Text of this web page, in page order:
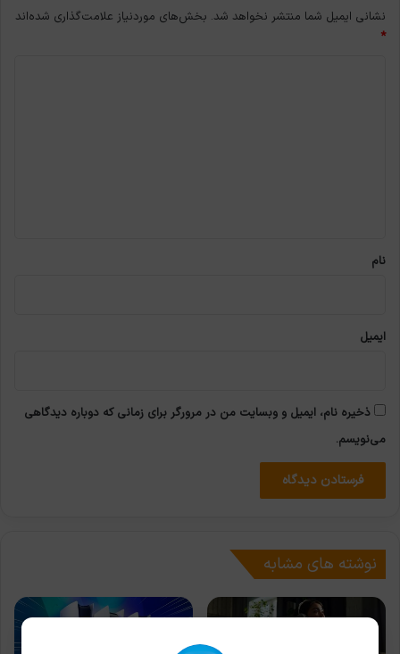
نشانی ایمیل شما منتشر نخواهد شد. بخش‌های موردنیاز علامت‌گذاری شده‌اند
*
نام
ایمیل
ذخیره نام، ایمیل و وبسایت من در مرورگر برای زمانی که دوباره دیدگاهی
می‌نویسم.
نوشته های مشابه